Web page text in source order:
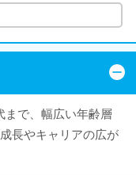
まで、幅広い年齢層
長やキャリアの広が